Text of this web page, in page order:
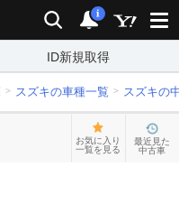
検索 通知
i
ID新規取得
スズキの車種一覧 スズキの
お気に入り
一覧を見る
最近見た
中古車